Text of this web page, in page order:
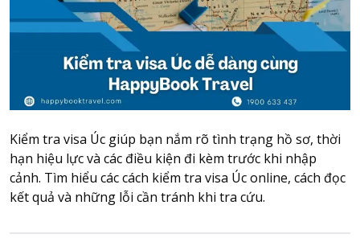
Travel SIM
Vietnam travel SIM
International travel SIM
Tours
Domestic tours
International Tours
Yacht
Kiểm tra visa Úc giúp bạn nắm rõ tình trạng hồ sơ, thời
hạn hiệu lực và các điều kiện đi kèm trước khi nhập
cảnh. Tìm hiểu các cách kiểm tra visa Úc online, cách đọc
kết quả và những lỗi cần tránh khi tra cứu.